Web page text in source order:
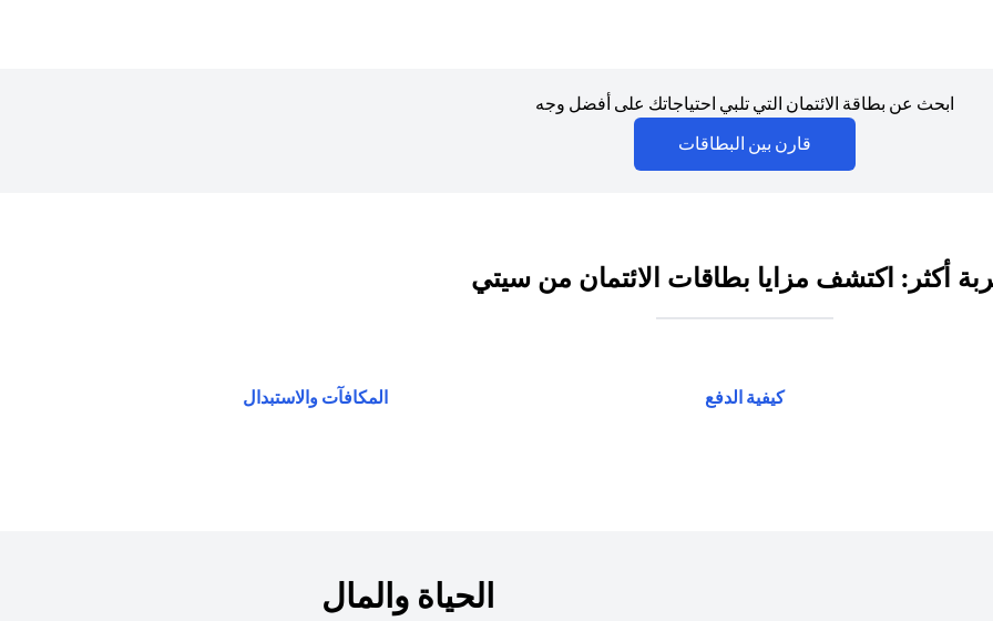
ابحث عن بطاقة الائتمان التي تلبي احتياجاتك على أفضل وجه
قارن بين البطاقات
أكثر: اكتشف مزايا بطاقات الائتمان من سيتي
كيفية الدفع المكافآت والاستبدال
الحياة والمال